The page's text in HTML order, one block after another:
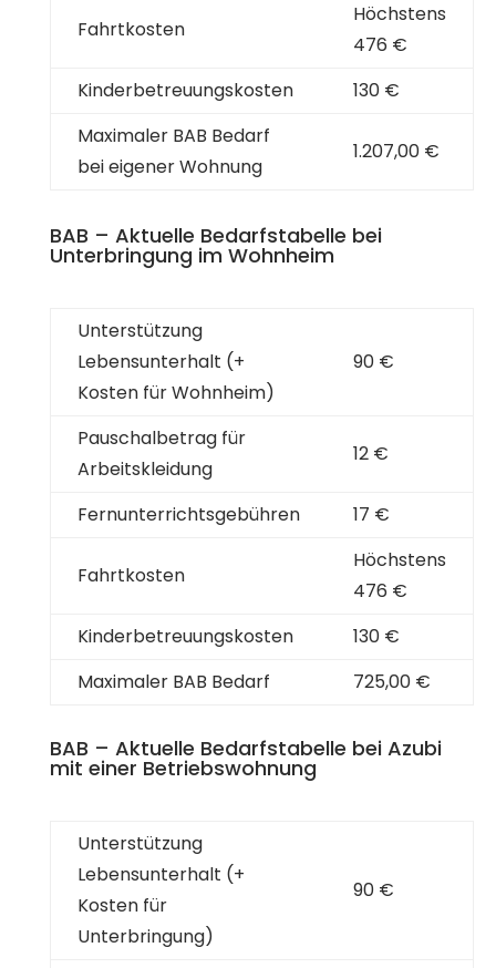
Fahrtkosten
Höchstens
476 €
Kinderbetreuungskosten
130 €
Maximaler BAB Bedarf
bei eigener Wohnung
1.207,00 €
BAB – Aktuelle Bedarfstabelle bei
Unterbringung im Wohnheim
Unterstützung
Lebensunterhalt (+
Kosten für Wohnheim)
90 €
Pauschalbetrag für
Arbeitskleidung
12 €
Fernunterrichtsgebühren 17 €
Fahrtkosten
Höchstens
476 €
Kinderbetreuungskosten
130 €
Maximaler BAB Bedarf
725,00 €
BAB – Aktuelle Bedarfstabelle bei Azubi
mit einer Betriebswohnung
Unterstützung
Lebensunterhalt (+
Kosten für
Unterbringung)
90 €